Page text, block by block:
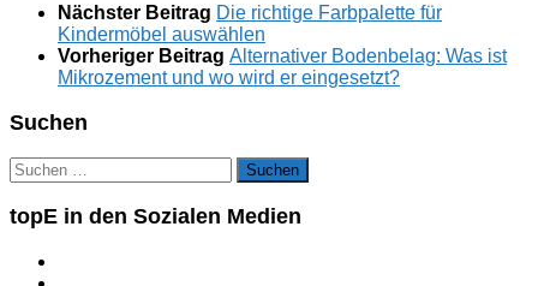
Nächster Beitrag Die richtige Farbpalette für
Kindermöbel auswählen
Vorheriger Beitrag Alternativer Bodenbelag: Was ist
Mikrozement und wo wird er eingesetzt?
Suchen
Suchen
nach:
topE in den Sozialen Medien